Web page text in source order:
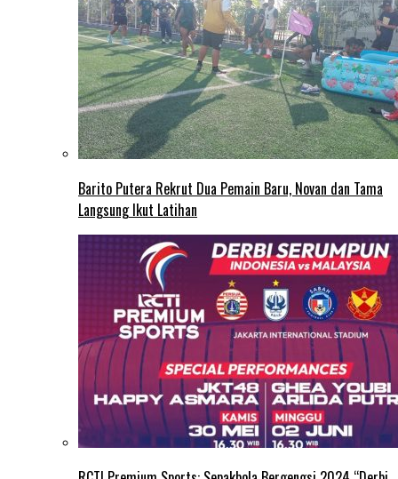
Barito Putera Rekrut Dua Pemain Baru, Novan dan Tama
Langsung Ikut Latihan